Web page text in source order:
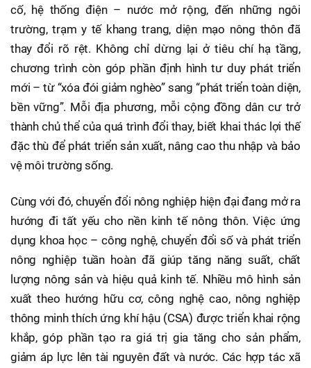
cố, hệ thống điện – nước mở rộng, đến những ngôi
trường, trạm y tế khang trang, diện mạo nông thôn đã
thay đổi rõ rệt. Không chỉ dừng lại ở tiêu chí hạ tầng,
chương trình còn góp phần định hình tư duy phát triển
mới – từ “xóa đói giảm nghèo” sang “phát triển toàn diện,
bền vững”. Mỗi địa phương, mỗi cộng đồng dân cư trở
thành chủ thể của quá trình đổi thay, biết khai thác lợi thế
đặc thù để phát triển sản xuất, nâng cao thu nhập và bảo
vệ môi trường sống.
Cùng với đó, chuyển đổi nông nghiệp hiện đại đang mở ra
hướng đi tất yếu cho nền kinh tế nông thôn. Việc ứng
dụng khoa học – công nghệ, chuyển đổi số và phát triển
nông nghiệp tuần hoàn đã giúp tăng năng suất, chất
lượng nông sản và hiệu quả kinh tế. Nhiều mô hình sản
xuất theo hướng hữu cơ, công nghệ cao, nông nghiệp
thông minh thích ứng khí hậu (CSA) được triển khai rộng
khắp, góp phần tạo ra giá trị gia tăng cho sản phẩm,
giảm áp lực lên tài nguyên đất và nước. Các hợp tác xã